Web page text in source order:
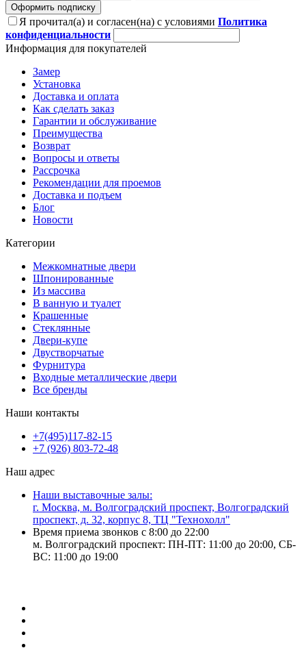
Оформить подписку
Я прочитал(а) и согласен(на) с условиями Политика
конфиденциальности
Информация для покупателей
Замер
Установка
Доставка и оплата
Как сделать заказ
Гарантии и обслуживание
Преимущества
Возврат
Вопросы и ответы
Рассрочка
Рекомендации для проемов
Доставка и подъем
Блог
Новости
Категории
Межкомнатные двери
Шпонированные
Из массива
В ванную и туалет
Крашенные
Стеклянные
Двери-купе
Двустворчатые
Фурнитура
Входные металлические двери
Все бренды
Наши контакты
+7(495)117-82-15
+7 (926) 803-72-48
Наш адрес
Наши выставочные залы:
г. Москва, м. Волгоградский проспект, Волгоградский
проспект, д. 32, корпус 8, ТЦ "Технохолл"
Время приема звонков с 8:00 до 22:00
м. Волгоградский проспект: ПН-ПТ: 11:00 до 20:00, СБ-
ВС: 11:00 до 19:00